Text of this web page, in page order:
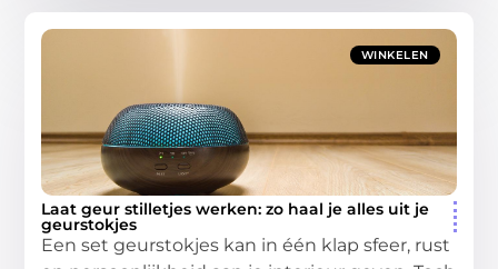
WINKELEN
Laat geur stilletjes werken: zo haal je alles uit je
geurstokjes
Een set geurstokjes kan in één klap sfeer, rust